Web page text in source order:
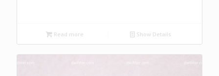
Read more Show Details